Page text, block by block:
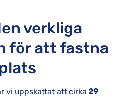
verkliga
för att fastna
vi uppskattat att cirka 29